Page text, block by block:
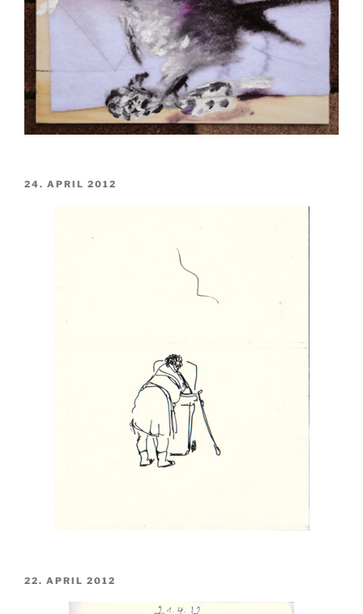
VERÖFFENTLICHT
24. APRIL 2012
VERÖFFENTLICHT
22. APRIL 2012